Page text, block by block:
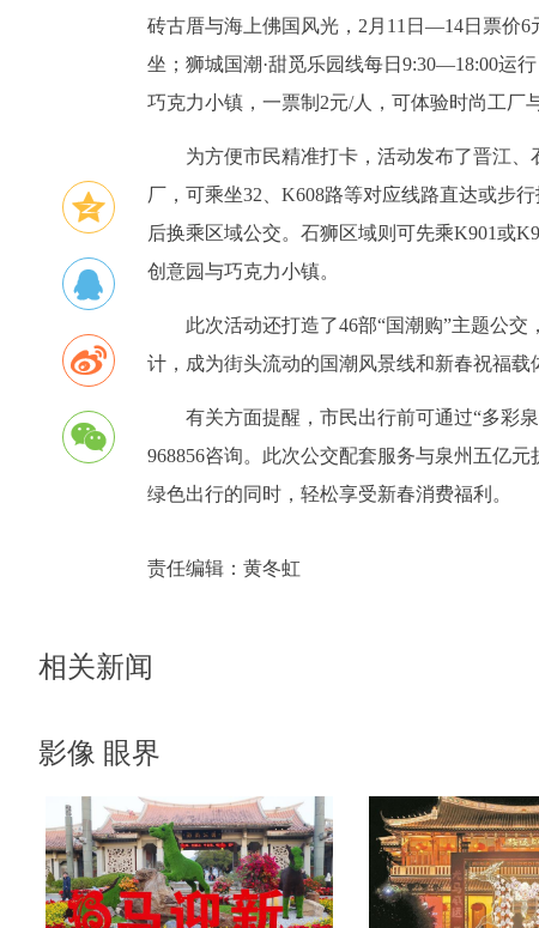
砖古厝与海上佛国风光，2月11日—14日票价
坐；狮城国潮·甜觅乐园线每日9:30—18:00运
巧克力小镇，一票制2元/人，可体验时尚工厂
为方便市民精准打卡，活动发布了晋江
厂，可乘坐32、K608路等对应线路直达或步
后换乘区域公交。石狮区域则可先乘K901或
创意园与巧克力小镇。
此次活动还打造了46部“国潮购”主题公交
计，成为街头流动的国潮风景线和新春祝福载
有关方面提醒，市民出行前可通过“多彩
968856咨询。此次公交配套服务与泉州五亿
绿色出行的同时，轻松享受新春消费福利。
责任编辑： 黄冬虹
相关新闻
影像 眼界